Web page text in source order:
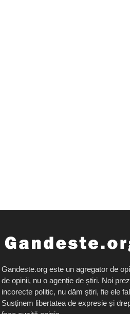
Gandeste.org este un agregator de
de opinii, nu o agenție de știri. Noi
incorecte politic, nu dăm știri, fie ele
Susținem libertatea de expresie și